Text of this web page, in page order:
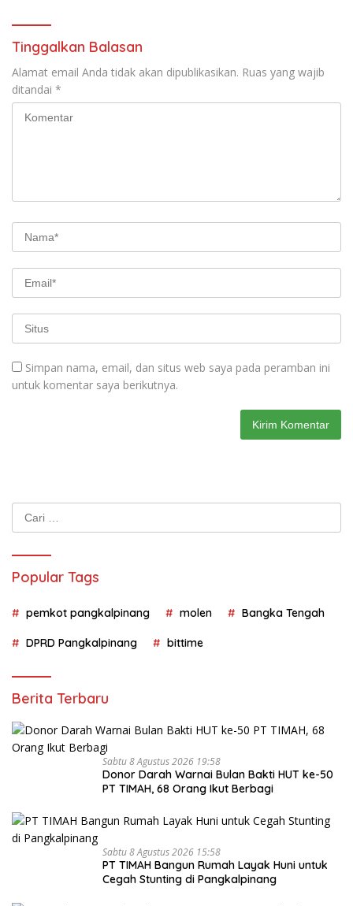
Tinggalkan Balasan
Alamat email Anda tidak akan dipublikasikan. Ruas yang wajib
ditandai *
Simpan nama, email, dan situs web saya pada peramban ini
untuk komentar saya berikutnya.
Popular Tags
pemkot pangkalpinang molen Bangka Tengah
DPRD Pangkalpinang bittime
Berita Terbaru
Sabtu 8 Agustus 2026 19:58
Donor Darah Warnai Bulan Bakti HUT ke-50
PT TIMAH, 68 Orang Ikut Berbagi
Sabtu 8 Agustus 2026 15:58
PT TIMAH Bangun Rumah Layak Huni untuk
Cegah Stunting di Pangkalpinang